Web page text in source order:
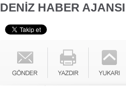
DENİZ HABER AJANSI